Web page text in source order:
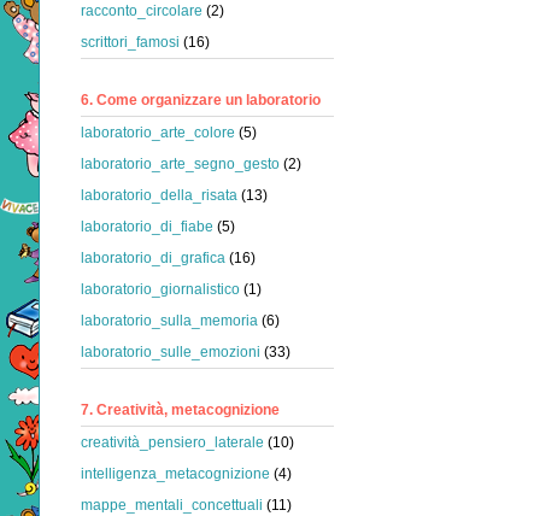
racconto_circolare (2)
scrittori_famosi (16)
6. Come organizzare un laboratorio
laboratorio_arte_colore (5)
laboratorio_arte_segno_gesto (2)
laboratorio_della_risata (13)
laboratorio_di_fiabe (5)
laboratorio_di_grafica (16)
laboratorio_giornalistico (1)
laboratorio_sulla_memoria (6)
laboratorio_sulle_emozioni (33)
7. Creatività, metacognizione
creatività_pensiero_laterale (10)
intelligenza_metacognizione (4)
mappe_mentali_concettuali (11)